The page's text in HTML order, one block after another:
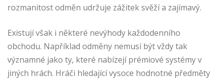
rozmanitost odměn udržuje zážitek svěží a zajímavý.
Existují však i některé nevýhody každodenního
obchodu. Například odměny nemusí být vždy tak
významné jako ty, které nabízejí prémiové systémy v
jiných hrách. Hráči hledající vysoce hodnotné předměty